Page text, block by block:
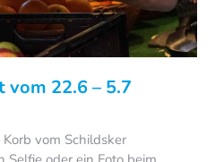
22.6 – 5.7
vom Schildsker